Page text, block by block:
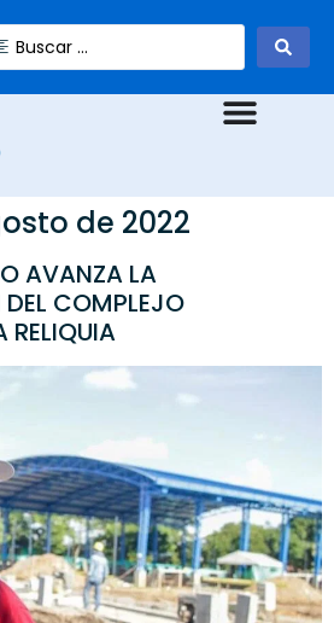
de 2022
AVANZA LA
COMPLEJO
RELIQUIA